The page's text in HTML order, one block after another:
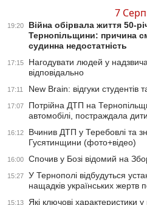
7
19:20
Війна обірвала життя 50-
Тернопільщини: причина
судинна недостатність
17:15
Нагодувати людей у
відповідально
17:11 New Brain: відгуки
17:07
Потрійна ДТП на
автомобілі, постраждала
16:12
Вчинив ДТП у Теребовлі та
Гусятинщини (фото+відео)
16:00 Спочив у Бозі відомий на
15:27
У Тернополі відбудуться
нащадків українських жертв
15:13 Які ключові характеристики